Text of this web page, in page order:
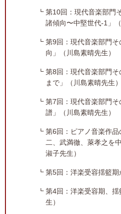
第10回：現代音楽部門
諸傾向〜中堅世代-1」
第9回：現代音楽部門
向」（川島素晴先生）
第8回：現代音楽部門
まで」（川島素晴先生）
第7回：現代音楽部門
譜」（川島素晴先生）
第6回：ピアノ音楽作
二、武満徹、萊孝之を
淑子先生）
第5回：洋楽受容揺籃期
第4回：洋楽受容期、
生）